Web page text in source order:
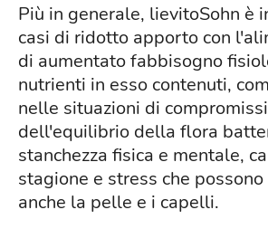
Più in generale, lievitoSohn è
casi di ridotto apporto con
di aumentato fabbisogno
nutrienti in esso contenuti,
nelle situazioni di
dell'equilibrio della flora
stanchezza fisica e mentale,
stagione e stress che
anche la pelle e i capelli.